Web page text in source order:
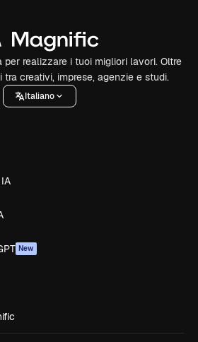
per realizzare i tuoi migliori lavori. Oltre
tra creativi, imprese, agenzie e studi.
Italiano
New